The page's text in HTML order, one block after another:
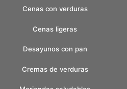
Cenas con verduras
Cenas ligeras
Desayunos con pan
Cremas de verduras